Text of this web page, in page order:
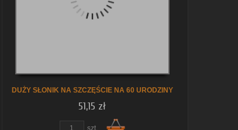
DUŻY SŁONIK NA SZCZĘŚCIE NA 60 URODZINY
51,15 zł
szt.
zobacz szczegóły